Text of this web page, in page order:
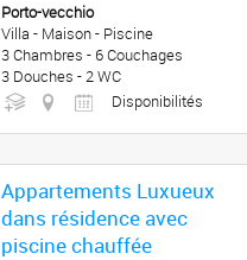
Porto-vecchio
Villa - Maison - Piscine
3 Chambres - 6 Couchages
3 Douches - 2 WC
Disponibilités
Appartements Luxueux
dans résidence avec
piscine chauffée